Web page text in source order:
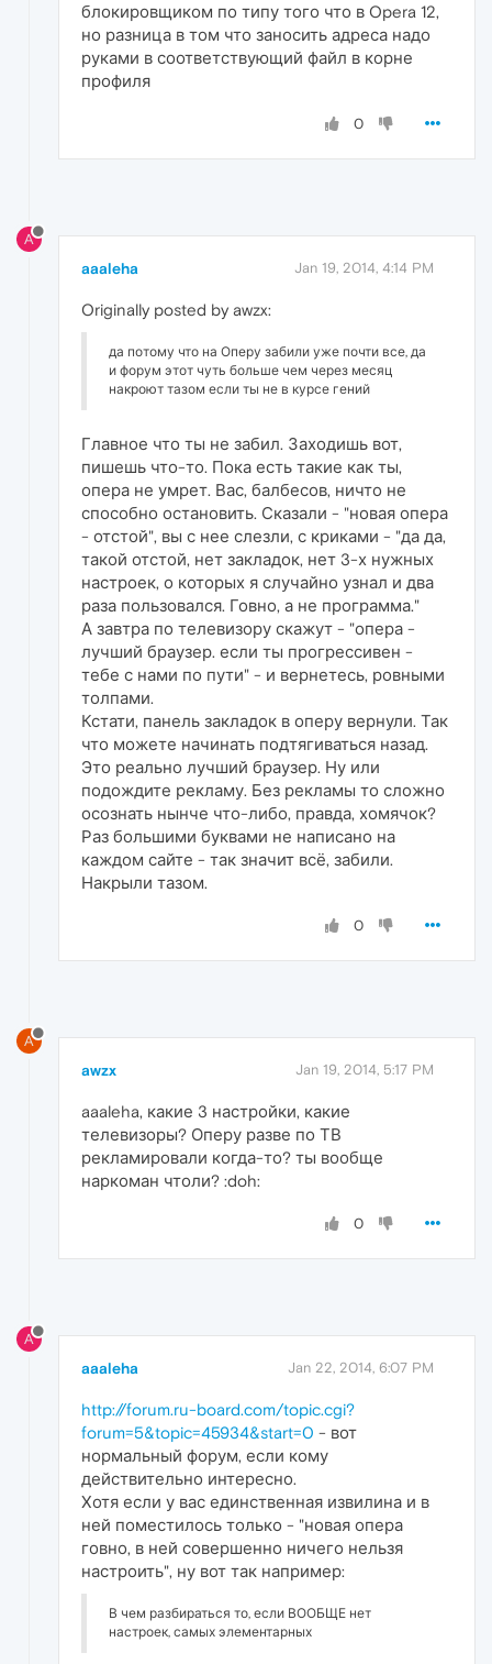
блокировщиком по типу того что в Opera 12,
но разница в том что заносить адреса надо
руками в соответствующий файл в корне
профиля
0
A
aaaleha Jan 19, 2014, 4:14 PM
Originally posted by awzx:
да потому что на Оперу забили уже почти все, да
и форум этот чуть больше чем через месяц
накроют тазом если ты не в курсе гений
Главное что ты не забил. Заходишь вот,
пишешь что-то. Пока есть такие как ты,
опера не умрет. Вас, балбесов, ничто не
способно остановить. Сказали - "новая опера
- отстой", вы с нее слезли, с криками - "да да,
такой отстой, нет закладок, нет 3-х нужных
настроек, о которых я случайно узнал и два
раза пользовался. Говно, а не программа."
А завтра по телевизору скажут - "опера -
лучший браузер. если ты прогрессивен -
тебе с нами по пути" - и вернетесь, ровными
толпами.
Кстати, панель закладок в оперу вернули. Так
что можете начинать подтягиваться назад.
Это реально лучший браузер. Ну или
подождите рекламу. Без рекламы то сложно
осознать нынче что-либо, правда, хомячок?
Раз большими буквами не написано на
каждом сайте - так значит всё, забили.
Накрыли тазом.
0
A
awzx Jan 19, 2014, 5:17 PM
aaaleha, какие 3 настройки, какие
телевизоры? Оперу разве по ТВ
рекламировали когда-то? ты вообще
наркоман чтоли? :doh:
0
A
aaaleha Jan 22, 2014, 6:07 PM
http://forum.ru-board.com/topic.cgi?
forum=5&topic=45934&start=0 - вот
нормальный форум, если кому
действительно интересно.
Хотя если у вас единственная извилина и в
ней поместилось только - "новая опера
говно, в ней совершенно ничего нельзя
настроить", ну вот так например:
В чем разбираться то, если ВООБЩЕ нет
настроек, самых элементарных